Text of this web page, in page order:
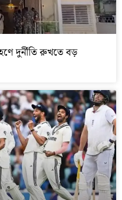
দুর্নীতি রুখতে বড়